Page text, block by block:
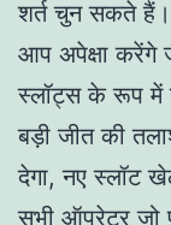
शर्त चुन सकते
आप अपेक्षा करेंगे
स्लॉट्स के रूप में
बड़ी जीत की
देगा, नए स्लॉट
सभी ऑपरेटर जो